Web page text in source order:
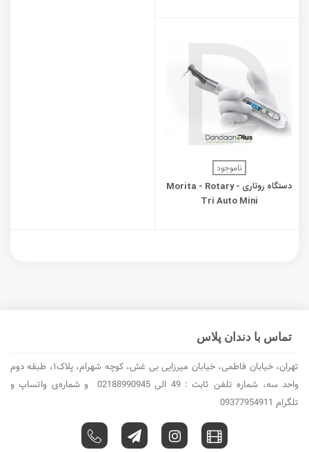
ناموجود
دستگاه روتاری - Morita - Rotary
Tri Auto Mini
تماس با دندان پلاس
تهران، خیابان فاطمی، خیابان میرزایی بی غش، کوچه شهرام، پلاک۱، طبقه دوم
واحد سه، شماره تلفن ثابت : 49 الی 02188990945 و شماره‌ی واتساپ و
تلگرام 09377954911